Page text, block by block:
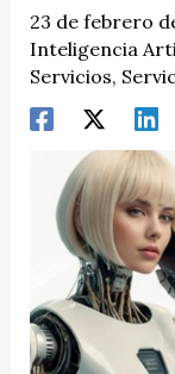
23 de febrero
Inteligencia
Servicios,